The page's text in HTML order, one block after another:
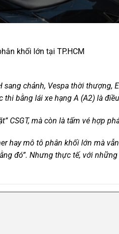
khối lớn tại TP.HCM
chảnh, Vespa thời thượng,
bằng lái xe hạng A (A2) là
CSGT, mà còn là tấm vé hợp
hay mô tô phân khối lớn mà
đó”. Nhưng thực tế, với